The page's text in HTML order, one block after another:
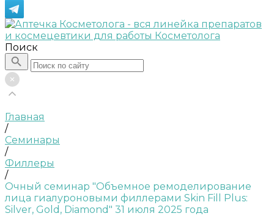
Поиск
Главная
/
Семинары
/
Филлеры
/
Очный семинар "Объемное ремоделирование
лица гиалуроновыми филлерами Skin Fill Plus:
Silver, Gold, Diamond" 31 июля 2025 года